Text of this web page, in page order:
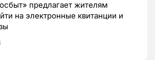
предлагает жителям
на электронные квитанции и